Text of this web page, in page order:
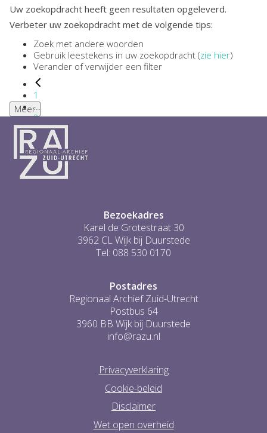
Uw zoekopdracht heeft geen resultaten opgeleverd.
Verbeter uw zoekopdracht met de volgende tips:
Zoek met andere woorden
Gebruik leestekens in uw zoekopdracht (zie hier)
Verander of verwijder een filter
1
...
2
3
4
5
6
...
Meer
Bezoekadres
Karel de Grotestraat 30
3962 CL Wijk bij Duurstede
Tel: 088 530 0170
Postadres
Regionaal Archief Zuid-Utrecht
Postbus 64
3960 BB Wijk bij Duurstede
info@razu.nl
Privacyverklaring
Cookie-beleid
Disclaimer
Wet open overheid